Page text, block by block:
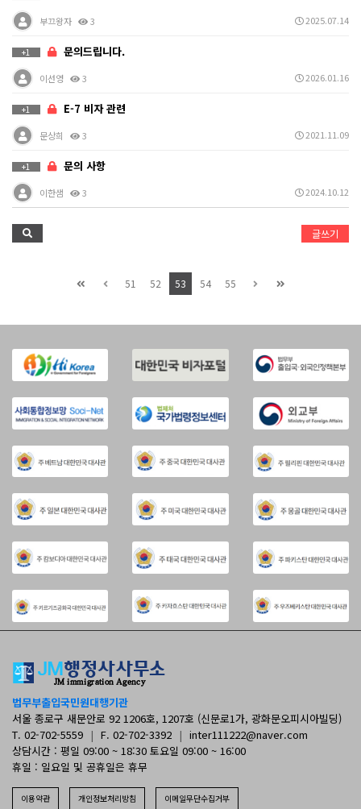
부끄왕자 3 2025.07.14
+1 문의드립니다.
이선영 3 2026.01.16
+1 E-7 비자 관련
문상희 3 2021.11.09
+1 문의 사항
이한샘 3 2024.10.12
글쓰기
51 52 53 54 55
법무부출입국민원대행기관
서울 종로구 새문안로 92 1206호, 1207호 (신문로1가, 광화문오피시아빌딩)
T. 02-702-5559 | F. 02-702-3392 | inter111222@naver.com
상담시간 : 평일 09:00 ~ 18:30 토요일 09:00 ~ 16:00
휴일 : 일요일 및 공휴일은 휴무
이용약관 개인정보처리방침 이메일무단수집거부